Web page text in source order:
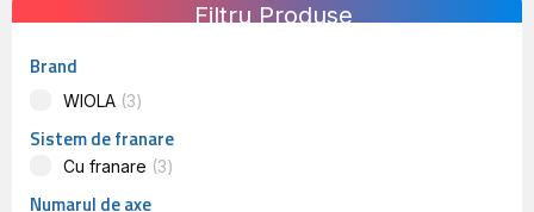
Filtru Produse
Brand
WIOLA 3
Sistem de franare
Cu franare 3
Numarul de axe